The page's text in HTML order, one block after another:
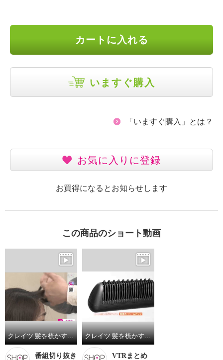
カートに入れる
いますぐ購入
「いますぐ購入」とは？
お気に入りに登録
お買得になるとお知らせします
この商品のショート動画
クレイツ 髪を梳かす感覚で使えて 素早くキマル！ ボリュームメイク コームアイロン ＣＩＫ−Ｇ１２Ｐ
番組切り抜き
クレイツ 髪を梳かす感覚で使えて 素早くキマル！ ボリュームメイク コームアイロン ＣＩＫ－Ｇ１２Ｐ
VTRまとめ